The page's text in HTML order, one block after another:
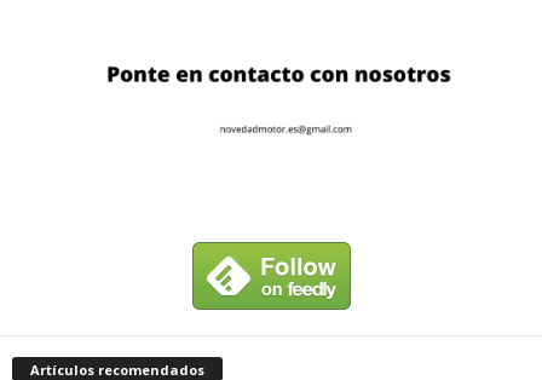
Artículos recomendados